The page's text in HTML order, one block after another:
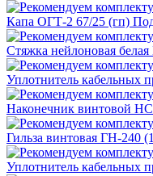
Капа ОГТ-2 67/25 (гп)
Стяжка нейлоновая
Уплотнитель кабельных
Наконечник винтовой
Гильза винтовая ГН-240
Уплотнитель кабельных